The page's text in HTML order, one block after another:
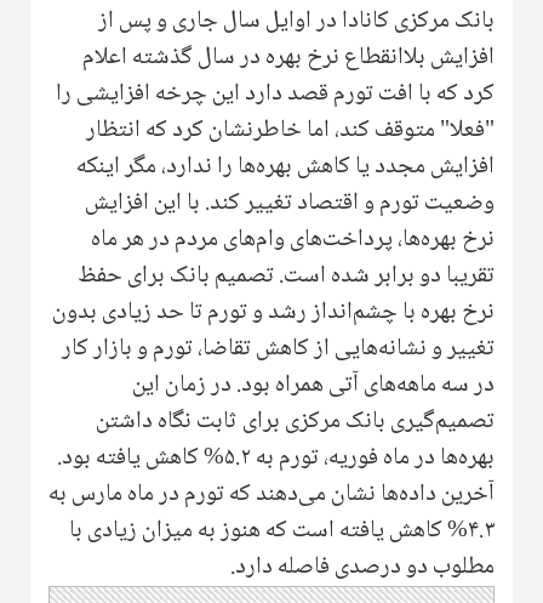
بانک مرکزی کانادا در اوایل سال جاری و پس از
افزایش بلاانقطاع نرخ بهره در سال گذشته اعلام
کرد که با افت تورم قصد دارد این چرخه افزایشی را
"فعلا" متوقف کند، اما خاطرنشان کرد که انتظار
افزایش مجدد یا کاهش بهره‌ها را ندارد، مگر اینکه
وضعیت تورم و اقتصاد تغییر کند. با این افزایش
نرخ بهره‌ها، پرداخت‌های وام‌های مردم در هر ماه
تقریبا دو برابر شده است. تصمیم بانک برای حفظ
نرخ بهره با چشم‌انداز رشد و تورم تا حد زیادی بدون
تغییر و نشانه‌هایی از کاهش تقاضا، تورم و بازار کار
در سه ماهه‌های آتی همراه بود. در زمان این
تصمیم‌گیری بانک مرکزی برای ثابت نگاه داشتن
بهره‌ها در ماه فوریه، تورم به ۵.۲% کاهش یافته بود.
آخرین داده‌ها نشان می‌دهند که تورم در ماه مارس به
۴.۳% کاهش یافته است که هنوز به میزان زیادی با
مطلوب دو درصدی فاصله دارد.